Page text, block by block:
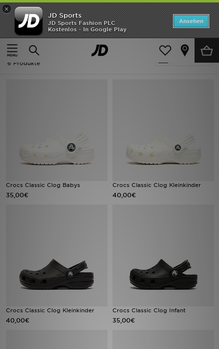
×
JD Sports
JD Sports Fashion PLC
Kostenlos - In Google Play
Ansehen
Startseite
Kinder
verfeinern
Kinder - Crocs Classic
6 Produkte
Crocs Classic Clog Babys
35,00€
Crocs Classic Clog Kleinkinder
40,00€
Crocs Classic Clog Kleinkinder
40,00€
Crocs Classic Clog Infant
35,00€
Startseite
ANGEBOTE
Marken
Kinder
JD Exklusives
Lade Die APP
Geschenkkarte
Filialfinder